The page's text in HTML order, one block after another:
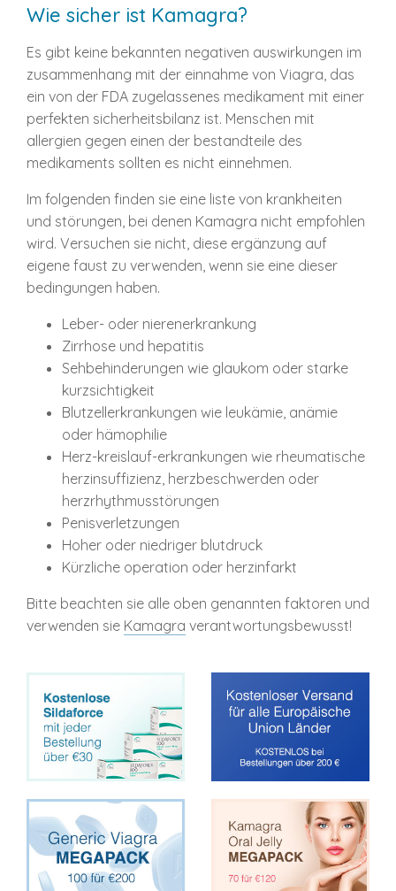
Wie sicher ist Kamagra?
Es gibt keine bekannten negativen auswirkungen im
zusammenhang mit der einnahme von Viagra, das
ein von der FDA zugelassenes medikament mit einer
perfekten sicherheitsbilanz ist. Menschen mit
allergien gegen einen der bestandteile des
medikaments sollten es nicht einnehmen.
Im folgenden finden sie eine liste von krankheiten
und störungen, bei denen Kamagra nicht empfohlen
wird. Versuchen sie nicht, diese ergänzung auf
eigene faust zu verwenden, wenn sie eine dieser
bedingungen haben.
Leber- oder nierenerkrankung
Zirrhose und hepatitis
Sehbehinderungen wie glaukom oder starke
kurzsichtigkeit
Blutzellerkrankungen wie leukämie, anämie
oder hämophilie
Herz-kreislauf-erkrankungen wie rheumatische
herzinsuffizienz, herzbeschwerden oder
herzrhythmusstörungen
Penisverletzungen
Hoher oder niedriger blutdruck
Kürzliche operation oder herzinfarkt
Bitte beachten sie alle oben genannten faktoren und
verwenden sie Kamagra verantwortungsbewusst!